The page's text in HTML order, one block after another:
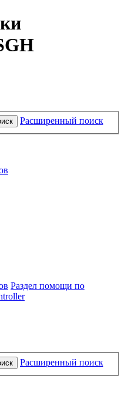
Расширенный поиск
Раздел помощи по
Расширенный поиск